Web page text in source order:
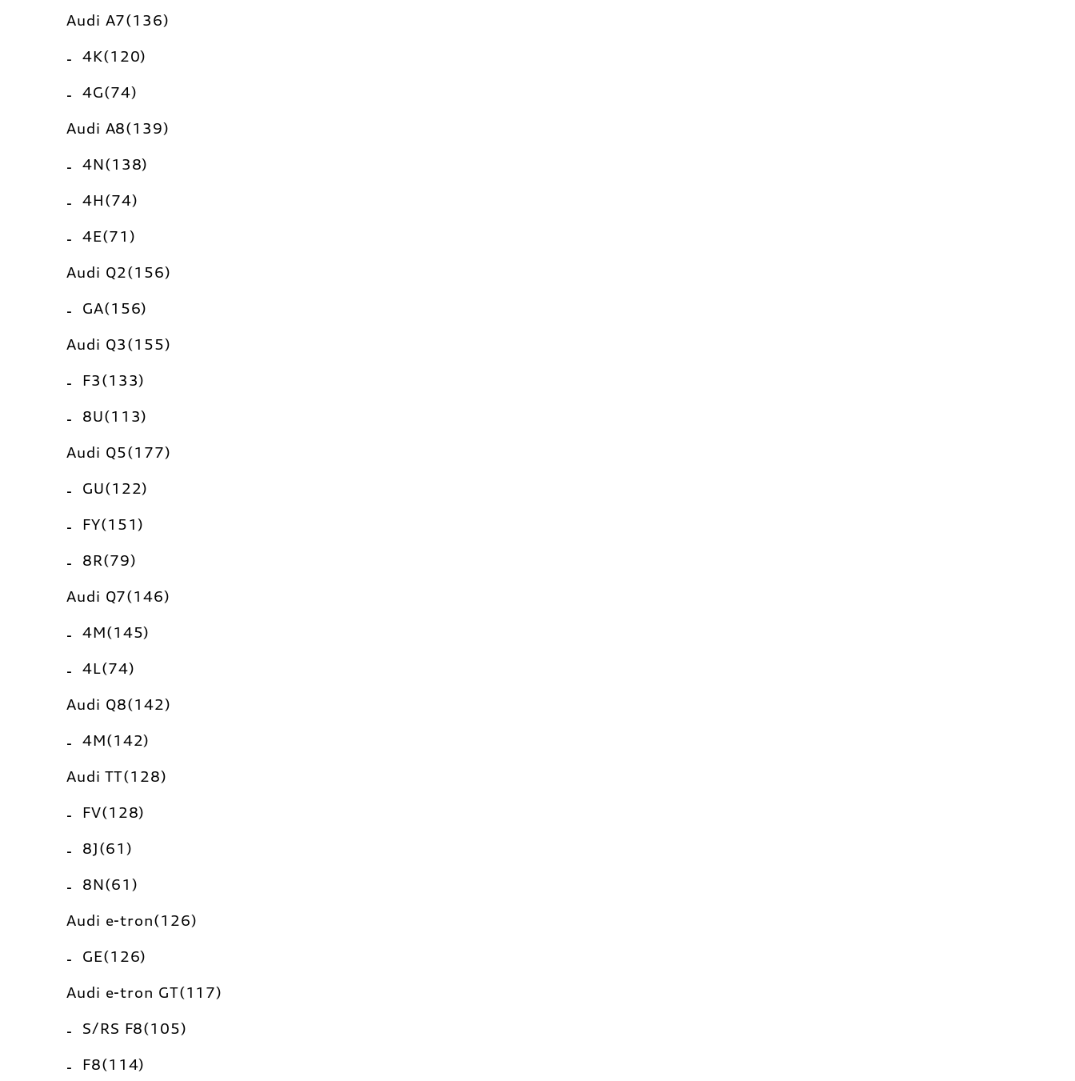
Audi A7(136)
4K(120)
4G(74)
Audi A8(139)
4N(138)
4H(74)
4E(71)
Audi Q2(156)
GA(156)
Audi Q3(155)
F3(133)
8U(113)
Audi Q5(177)
GU(122)
FY(151)
8R(79)
Audi Q7(146)
4M(145)
4L(74)
Audi Q8(142)
4M(142)
Audi TT(128)
FV(128)
8J(61)
8N(61)
Audi e-tron(126)
GE(126)
Audi e-tron GT(117)
S/RS F8(105)
F8(114)